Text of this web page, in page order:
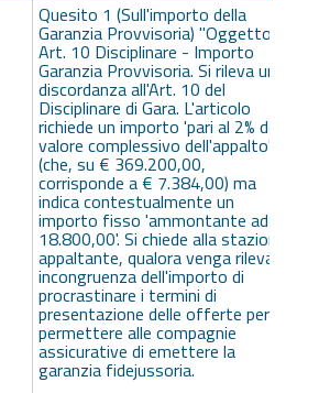
Quesito 1 (Sull'importo della
Garanzia Provvisoria) "Oggetto:
Art. 10 Disciplinare - Importo
Garanzia Provvisoria. Si rileva una
discordanza all'Art. 10 del
Disciplinare di Gara. L'articolo
richiede un importo 'pari al 2% del
valore complessivo dell'appalto'
(che, su € 369.200,00,
corrisponde a € 7.384,00) ma
indica contestualmente un
importo fisso 'ammontante ad €
18.800,00'. Si chiede alla stazione
appaltante, qualora venga rilevata
incongruenza dell'importo di
procrastinare i termini di
presentazione delle offerte per
permettere alle compagnie
assicurative di emettere la
garanzia fidejussoria.